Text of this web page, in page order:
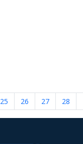
25 26 27 28